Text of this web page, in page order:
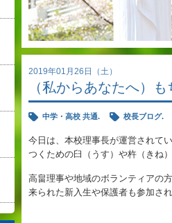
2019年01月26日（土）
（私からあなたへ）
中学・高校 共通. 校長ブログ.
今日は、本校理事長が運営されて
つくための臼（うす）や杵（きね
高畠理事や地域のボランティアの
来られた新入生や保護者も参加さ